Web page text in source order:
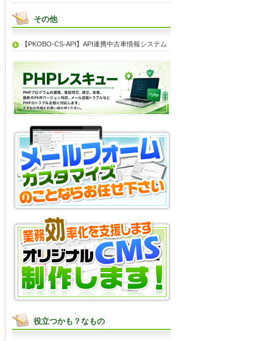
その他
【PKOBO-CS-API】API連携中古車情報システム
役立つかも？なもの